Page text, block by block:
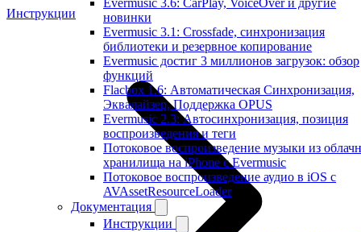
Evermusic 3.6: CarPlay, VoiceOver и другие
новинки
Evermusic 3.1: Crossfade, синхронизация
библиотеки и резервное копирование
Evermusic достиг 3 миллионов загрузок: обзор
функций
Flacbox 1.6: Автоматическая Синхронизация,
Эквалайзер, Поддержка OPUS
Evermusic 2.3: Автосинхронизация, позиция
воспроизведения и теги
Потоковое воспроизведение музыки из
хранилища на iPhone с Evermusic
Потоковое воспроизведение аудио в iOS с
AVAssetResourceLoader
Документация
Инструкции
Инструкции